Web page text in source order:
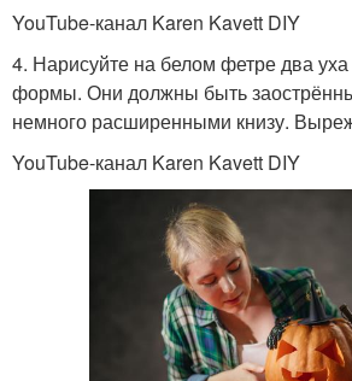
YouTube-канал Karen Kavett DIY
4. Нарисуйте на белом фетре два
формы. Они должны быть
немного расширенными книзу.
YouTube-канал Karen Kavett DIY